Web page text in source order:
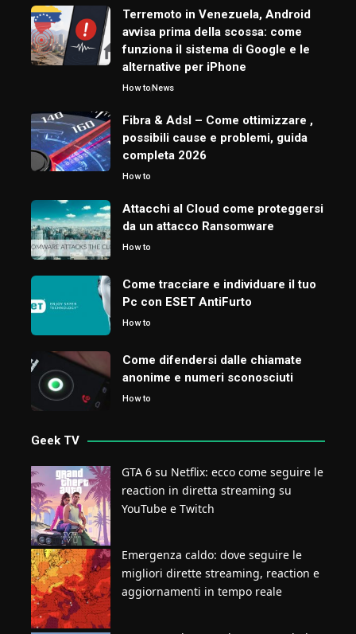
Terremoto in Venezuela, Android
avvisa prima della scossa: come
funziona il sistema di Google e le
alternative per iPhone
How toNews
Fibra & Adsl – Come ottimizzare ,
possibili cause e problemi, guida
completa 2026
How to
Attacchi al Cloud come proteggersi
da un attacco Ransomware
How to
Come tracciare e individuare il tuo
Pc con ESET AntiFurto
How to
Come difendersi dalle chiamate
anonime e numeri sconosciuti
How to
Geek TV
GTA 6 su Netflix: ecco come seguire le
reaction in diretta streaming su
YouTube e Twitch
Emergenza caldo: dove seguire le
migliori dirette streaming, reaction e
aggiornamenti in tempo reale